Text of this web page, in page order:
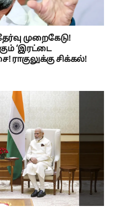
முறைகேடு!
‘இரட்டை
ராகுலுக்கு சிக்கல்!